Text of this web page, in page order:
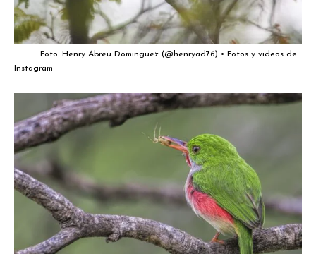
Foto: Henry Abreu Dominguez (@henryad76) • Fotos y videos de
Instagram